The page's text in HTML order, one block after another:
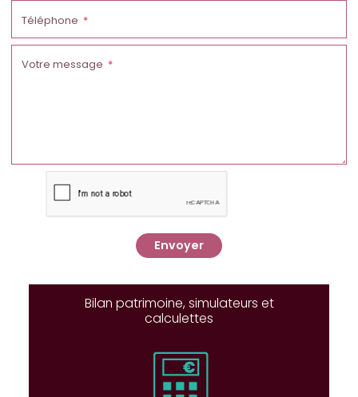
Téléphone
Votre message
Envoyer
Bilan patrimoine, simulateurs et
calculettes